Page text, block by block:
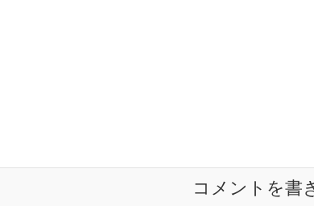
コメントを書